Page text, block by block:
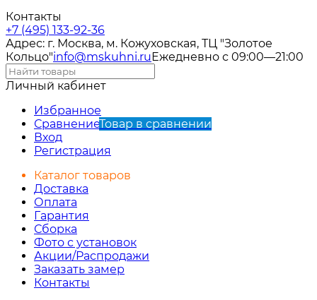
Контакты
+7 (495) 133-92-36
Адрес: г. Москва, м. Кожуховская, ТЦ "Золотое
Кольцо"info@mskuhni.ru Ежедневно с 09:00—21:00
Личный кабинет
Избранное
СравнениеТовар в сравнении
Вход
Регистрация
Каталог товаров
Доставка
Оплата
Гарантия
Сборка
Фото с установок
Акции/Распродажи
Заказать замер
Контакты